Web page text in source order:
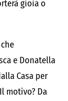
gioia o
e Donatella
Casa per
motivo? Da